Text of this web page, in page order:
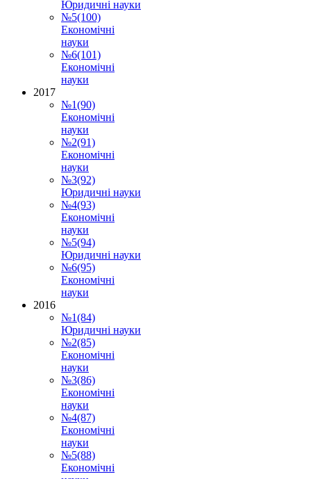
Юридичні науки
№5(100)
Економічні
науки
№6(101)
Економічні
науки
2017
№1(90)
Економічні
науки
№2(91)
Економічні
науки
№3(92)
Юридичні науки
№4(93)
Економічні
науки
№5(94)
Юридичні науки
№6(95)
Економічні
науки
2016
№1(84)
Юридичні науки
№2(85)
Економічні
науки
№3(86)
Економічні
науки
№4(87)
Економічні
науки
№5(88)
Економічні